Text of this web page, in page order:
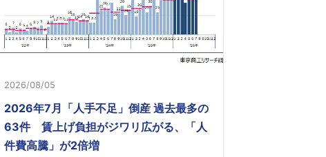
2026/08/05
2026年7月「人手不足」倒産 過去最多の
63件 賃上げ負担がジワリ広がる、「人
件費高騰」が2倍増